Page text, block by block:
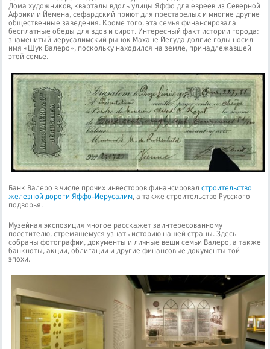
Дома художников, кварталы вдоль улицы Яффо для евреев из Северной
Африки и Йемена, сефардский приют для престарелых и многие другие
общественные заведения. Кроме того, эта семья финансировала
бесплатные обеды для вдов и сирот. Интересный факт истории города:
знаменитый иерусалимский рынок Махане Йегуда долгие годы носил
имя «Шук Валеро», поскольку находился на земле, принадлежавшей
этой семье.
Банк Валеро в числе прочих инвесторов финансировалстроительство
железной дороги Яффо–Иерусалим, а также строительство Русского
подворья.
Музейная экспозиция многое расскажет заинтересованному
посетителю, стремящемуся узнать историю нашей страны. Здесь
собраны фотографии, документы и личные вещи семьи Валеро, а также
банкноты, акции, облигации и другие финансовые документы той
эпохи.